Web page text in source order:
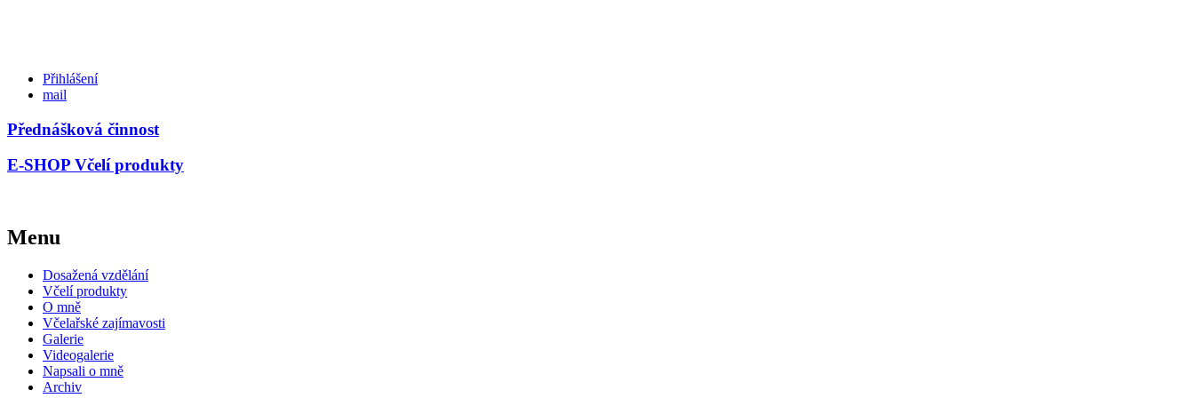
Přihlášení
mail
Přednášková činnost
E-SHOP Včelí produkty
Menu
Dosažená vzdělání
Včelí produkty
O mně
Včelařské zajímavosti
Galerie
Videogalerie
Napsali o mně
Archiv